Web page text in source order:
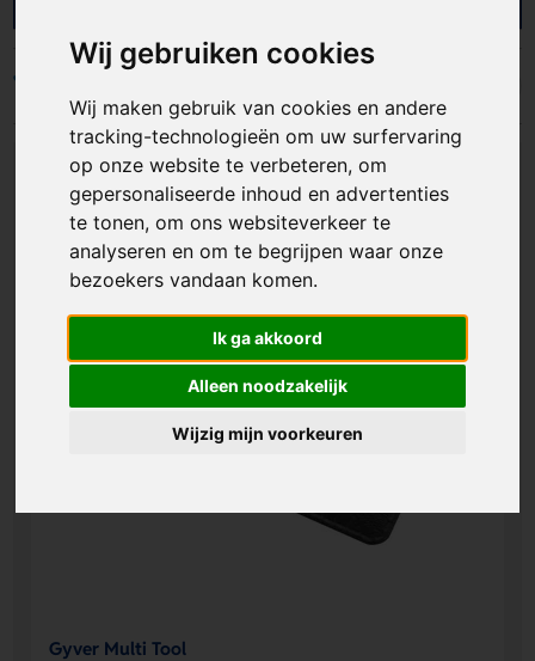
Wij gebruiken cookies
Wij maken gebruik van cookies en andere
tracking-technologieën om uw surfervaring
op onze website te verbeteren, om
gepersonaliseerde inhoud en advertenties
te tonen, om ons websiteverkeer te
analyseren en om te begrijpen waar onze
bezoekers vandaan komen.
Ik ga akkoord
Alleen noodzakelijk
Wijzig mijn voorkeuren
combineren. Ideaal als giveaway,
gereedschapsset. Zo geef je een product weg
dat mensen graag bewaren, regelmatig gebruiken
en steeds weer met jouw merk associëren.
Gyver Multi Tool